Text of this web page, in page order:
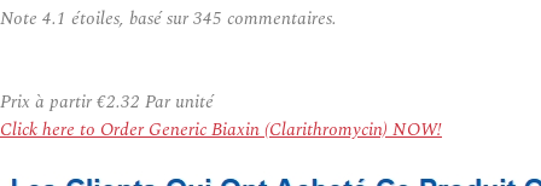
Note 4.1 étoiles, basé sur345 commentaires.
Prix à partir€2.32 Par unité
Click here to Order Generic Biaxin (Clarithromycin) NOW!